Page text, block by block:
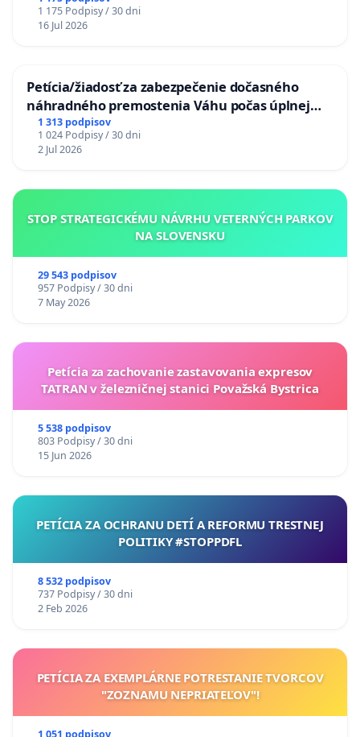
1 175 Podpisy / 30 dni
16 Jul 2026
Petícia/žiadosť za zabezpečenie dočasného
náhradného premostenia Váhu počas úplnej
uzávery Vážskeho mosta v Komárne
1 313 podpisov
1 024 Podpisy / 30 dni
2 Jul 2026
STOP STRATEGICKÉMU NÁVRHU VETERNÝCH PARKOV
NA SLOVENSKU
29 543 podpisov
957 Podpisy / 30 dni
7 May 2026
Petícia za zachovanie zastavovania expresov
TATRAN v železničnej stanici Považská Bystrica
5 538 podpisov
803 Podpisy / 30 dni
15 Jun 2026
PETÍCIA ZA OCHRANU DETÍ A REFORMU TRESTNEJ
POLITIKY #STOPPDFL
8 532 podpisov
737 Podpisy / 30 dni
2 Feb 2026
PETÍCIA ZA EXEMPLÁRNE POTRESTANIE TVORCOV
"ZOZNAMU NEPRIATEĽOV"!